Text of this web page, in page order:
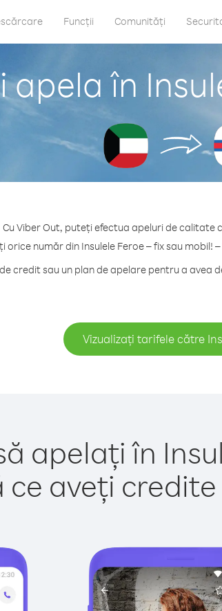
Funcții Comunități
în
Cu Viber Out, puteți efectua apeluri de calitate
orice număr din Insulele Feroe – fix sau mobil!
credit sau un plan de apelare pentru a avea
Vizualizați tarifele către
apelați în
ce aveți